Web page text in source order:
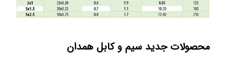
محصولات جدید سیم و کابل همدان